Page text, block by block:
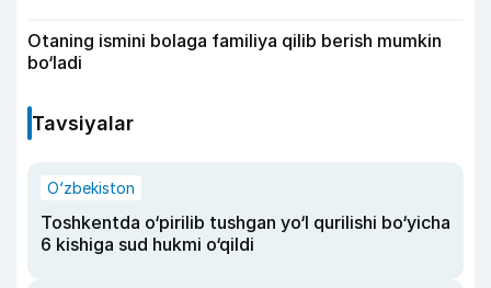
Otaning ismini bolaga familiya qilib berish mumkin
bo‘ladi
Tavsiyalar
O‘zbekiston
Toshkentda o‘pirilib tushgan yo‘l qurilishi bo‘yicha
6 kishiga sud hukmi o‘qildi